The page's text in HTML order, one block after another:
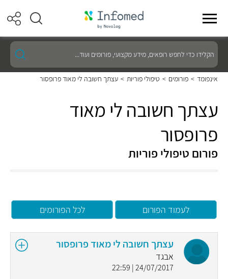
הקלידו
כדי
לחפש
רופאים,
מידע
ועוד...
אינפומד > פורומים > טיפולי פוריות > עצתך חשובה לי מאוד פרופסור
עצתך חשובה לי מאוד
פרופסור
פורום טיפולי פוריות
לעמוד הפורום לכל הפורומים
עצתך חשובה לי מאוד פרופסור
אבגד
24/07/2017 | 22:59